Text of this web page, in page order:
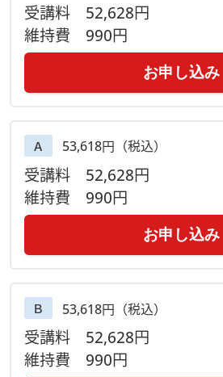
受講料 52,628円
維持費 990円
お申し込み
Ａ 53,618円（税込）
受講料 52,628円
維持費 990円
お申し込み
Ｂ 53,618円（税込）
受講料 52,628円
維持費 990円